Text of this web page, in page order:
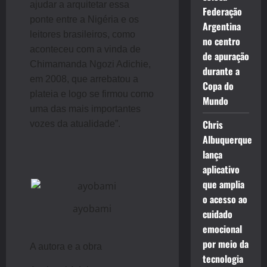
ajudar a arquitetar essa
ponte entre a Nigéria e os
leitores brasileiros, como
aconteceu com a vinda de
Chimamanda Ngozi Adichie,
em 2008, que arrebatou a
plateia e logo se firmou como
uma das mais importantes
vozes da atualidade”.
ayobami
A autora e a obra
Federação
Argentina
no centro
de apuração
durante a
Copa do
Mundo
Chris
Albuquerque
lança
aplicativo
que amplia
o acesso ao
cuidado
emocional
por meio da
tecnologia